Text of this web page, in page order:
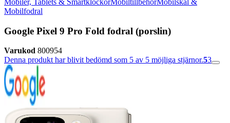
Mobiler, Tablets & SmartklockorMobiltillbehörMobilskal &
Mobilfodral
Google Pixel 9 Pro Fold fodral (porslin)
Varukod 800954
Denna produkt har blivit bedömd som 5 av 5 möjliga stjärnor.53